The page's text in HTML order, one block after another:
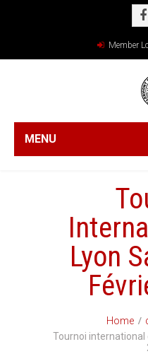
Member
MENU
Lyon
Home
Tournoi international